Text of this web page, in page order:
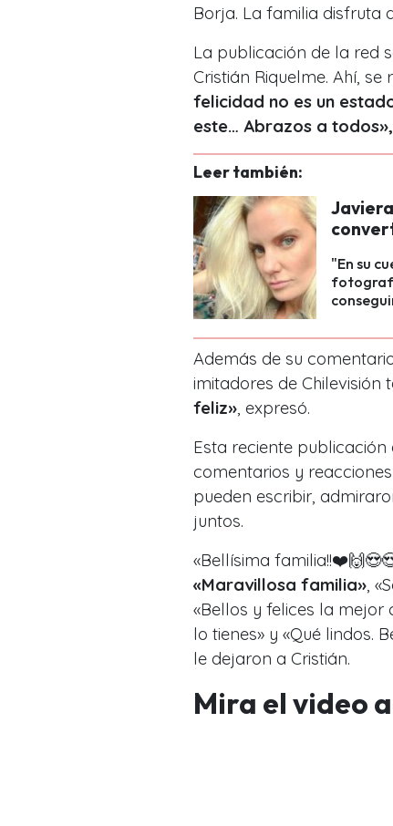
Borja. La familia disfruta
La publicación de la red
Cristián Riquelme. Ahí,
felicidad no es un
este… Abrazos a
Leer también:
"En su
Además de su
imitadores de Chilevisión
feliz» , expresó.
Esta reciente
comentarios y
pueden escribir,
juntos.
«Bellísima
«Maravillosa familia» ,
«Bellos y felices la mejor
lo tienes» y «Qué lindos.
le dejaron a Cristián.
Mira el video